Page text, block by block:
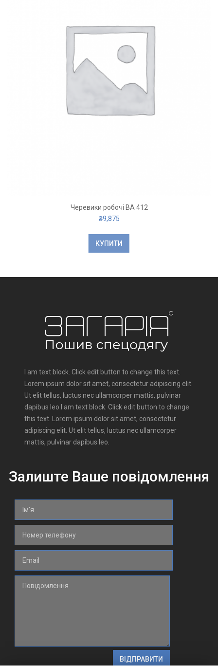
Черевики робочі ВА 412
₴9,875
КУПИТИ
I am text block. Click edit button to change this text.
Lorem ipsum dolor sit amet, consectetur adipiscing elit.
Ut elit tellus, luctus nec ullamcorper mattis, pulvinar
dapibus leo.I am text block. Click edit button to change
this text. Lorem ipsum dolor sit amet, consectetur
adipiscing elit. Ut elit tellus, luctus nec ullamcorper
mattis, pulvinar dapibus leo.
Залиште Ваше повідомлення